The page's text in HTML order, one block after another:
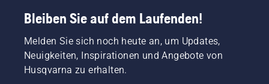
Bleiben Sie auf dem Laufenden!
Melden Sie sich noch heute an, um Updates,
Neuigkeiten, Inspirationen und Angebote von
Husqvarna zu erhalten.